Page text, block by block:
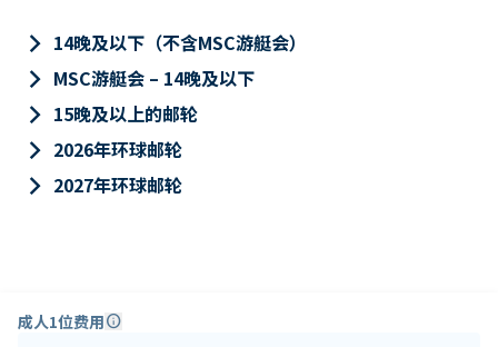
keyboard_arrow_right 14晚及以下（不含MSC游艇会）
keyboard_arrow_right MSC游艇会 – 14晚及以下
keyboard_arrow_right 15晚及以上的邮轮
keyboard_arrow_right 2026年环球邮轮
keyboard_arrow_right 2027年环球邮轮
成人1位费用info